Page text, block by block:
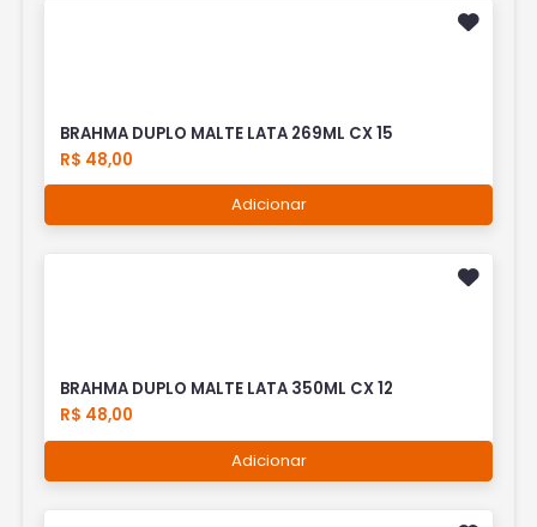
BRAHMA DUPLO MALTE LATA 269ML CX 15
R$ 48,00
Adicionar
BRAHMA DUPLO MALTE LATA 350ML CX 12
R$ 48,00
Adicionar